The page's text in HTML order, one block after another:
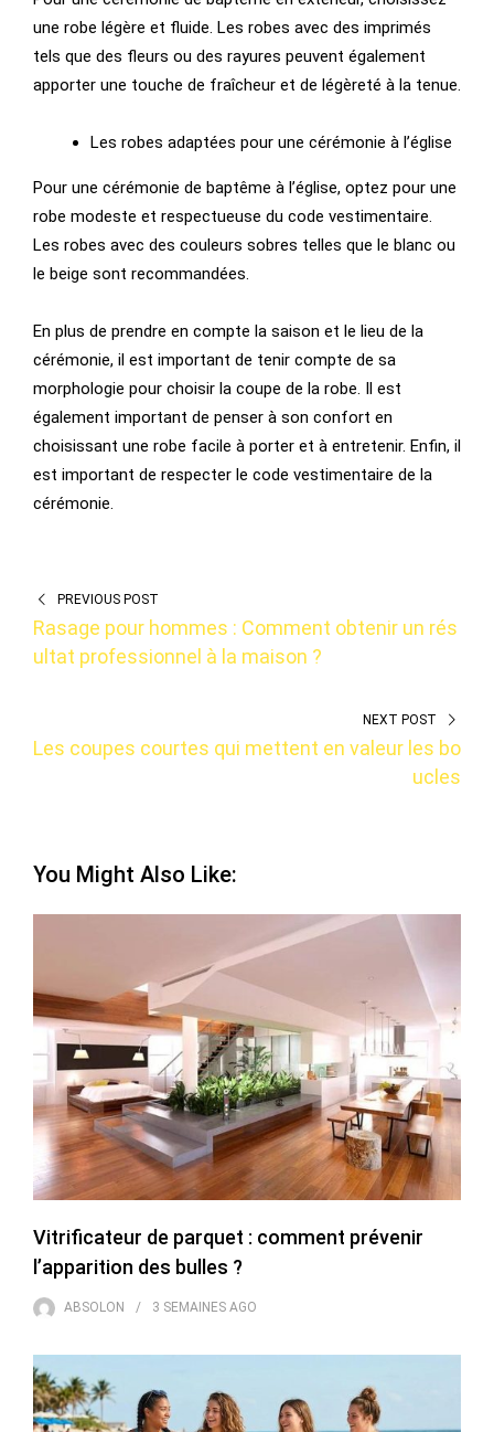
une robe légère et fluide. Les robes avec des imprimés
tels que des fleurs ou des rayures peuvent également
apporter une touche de fraîcheur et de légèreté à la tenue.
Les robes adaptées pour une cérémonie à l’église
Pour une cérémonie de baptême à l’église, optez pour une
robe modeste et respectueuse du code vestimentaire.
Les robes avec des couleurs sobres telles que le blanc ou
le beige sont recommandées.
En plus de prendre en compte la saison et le lieu de la
cérémonie, il est important de tenir compte de sa
morphologie pour choisir la coupe de la robe. Il est
également important de penser à son confort en
choisissant une robe facile à porter et à entretenir. Enfin, il
est important de respecter le code vestimentaire de la
cérémonie.
PREVIOUS POST
Rasage pour hommes : Comment obtenir un rés
ultat professionnel à la maison ?
NEXT POST
Les coupes courtes qui mettent en valeur les bo
ucles
You Might Also Like:
Vitrificateur de parquet : comment prévenir
l’apparition des bulles ?
ABSOLON 3 SEMAINES AGO